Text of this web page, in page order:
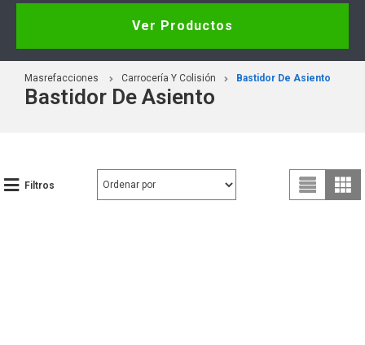
Ver Productos
Masrefacciones Carrocería Y Colisión Bastidor De Asiento
Bastidor De Asiento
Filtros